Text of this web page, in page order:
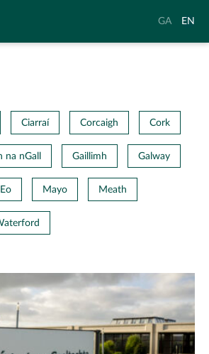
Aistrigh
Gaeilge
GA
to
EN
Ciarraí Corcaigh Cork
na nGall Gaillimh Galway
Mayo Meath